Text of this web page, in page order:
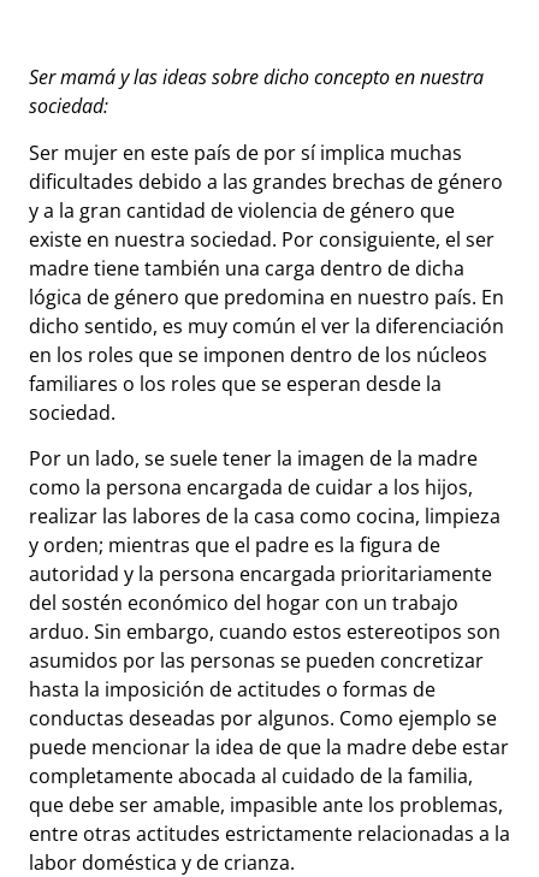
Ser mamá y las ideas sobre dicho concepto en nuestra
sociedad:
Ser mujer en este país de por sí implica muchas
dificultades debido a las grandes brechas de género
y a la gran cantidad de violencia de género que
existe en nuestra sociedad. Por consiguiente, el ser
madre tiene también una carga dentro de dicha
lógica de género que predomina en nuestro país. En
dicho sentido, es muy común el ver la diferenciación
en los roles que se imponen dentro de los núcleos
familiares o los roles que se esperan desde la
sociedad.
Por un lado, se suele tener la imagen de la madre
como la persona encargada de cuidar a los hijos,
realizar las labores de la casa como cocina, limpieza
y orden; mientras que el padre es la figura de
autoridad y la persona encargada prioritariamente
del sostén económico del hogar con un trabajo
arduo. Sin embargo, cuando estos estereotipos son
asumidos por las personas se pueden concretizar
hasta la imposición de actitudes o formas de
conductas deseadas por algunos. Como ejemplo se
puede mencionar la idea de que la madre debe estar
completamente abocada al cuidado de la familia,
que debe ser amable, impasible ante los problemas,
entre otras actitudes estrictamente relacionadas a la
labor doméstica y de crianza.